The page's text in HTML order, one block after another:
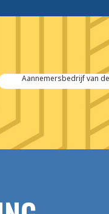
Aannemersbedrijf van